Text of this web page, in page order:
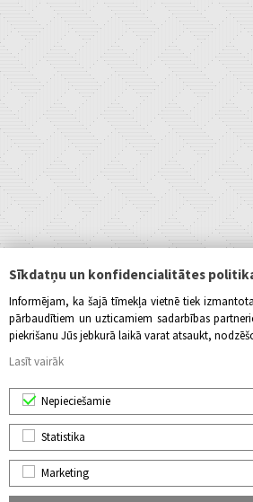
Sīkdatņu un konfidencialitātes
Informējam, ka šajā tīmekļa vietnē tiek
pārbaudītiem un uzticamiem sadarbības
piekrišanu Jūs jebkurā laikā varat atsaukt,
Lasīt vairāk
Nepieciešamie
Statistika
Marketing